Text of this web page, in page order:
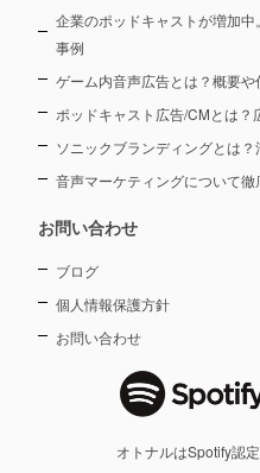
企業のポッドキャストが増加
事例
ゲーム内音声広告とは？概要
ポッドキャスト広告/CMとは
ソニックブランディングとは
音声マーケティングについて徹
お問い合わせ
ブログ
個人情報保護方針
お問い合わせ
オトナルはSpotify認